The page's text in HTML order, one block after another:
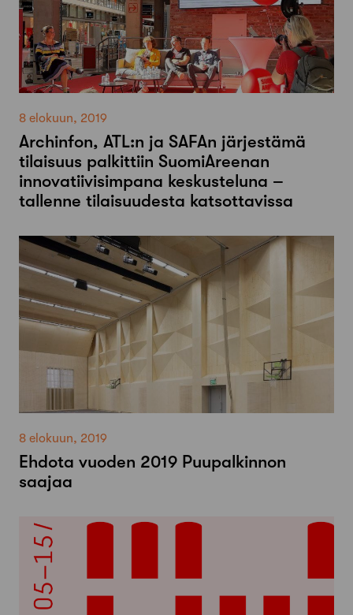
8 elokuun, 2019
Archinfon, ATL:n ja SAFAn järjestämä
tilaisuus palkittiin SuomiAreenan
innovatiivisimpana keskusteluna –
tallenne tilaisuudesta katsottavissa
8 elokuun, 2019
Ehdota vuoden 2019 Puupalkinnon
saajaa